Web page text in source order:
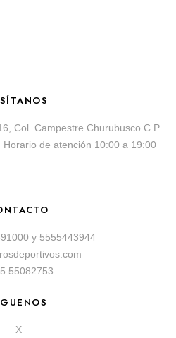
Col. Campestre Churubusco C.P.
de atención 10:00 a 19:00
y 5555443944
55082753
X